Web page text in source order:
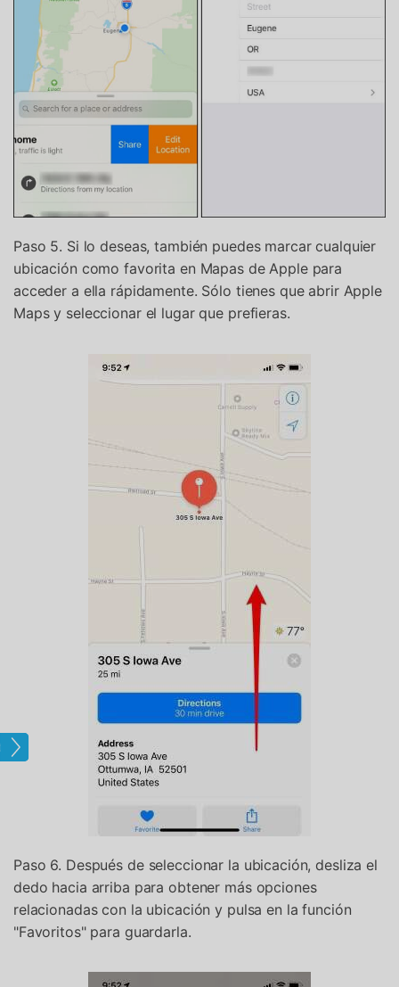
Paso 5. Si lo deseas, también puedes marcar cualquier
ubicación como favorita en Mapas de Apple para
acceder a ella rápidamente. Sólo tienes que abrir Apple
Maps y seleccionar el lugar que prefieras.
Paso 6. Después de seleccionar la ubicación, desliza el
dedo hacia arriba para obtener más opciones
relacionadas con la ubicación y pulsa en la función
"Favoritos" para guardarla.